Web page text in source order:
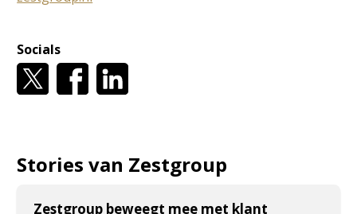
Socials
Stories van Zestgroup
Zestgroup beweegt mee met klant